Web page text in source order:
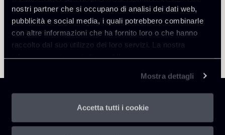
nostri partner che si occupano di analisi dei dati web,
pubblicità e social media, i quali potrebbero combinarle
con altre informazioni che ha fornito loro o che hanno
raccolto dal suo utilizzo dei loro servizi. La nostra
informativa privacy è disponibilequi.
Mostra dettagli
Accetta tutti i cookie